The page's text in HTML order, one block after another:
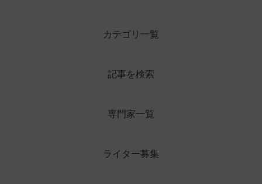
カテゴリ一覧
記事を検索
専門家一覧
ライター募集